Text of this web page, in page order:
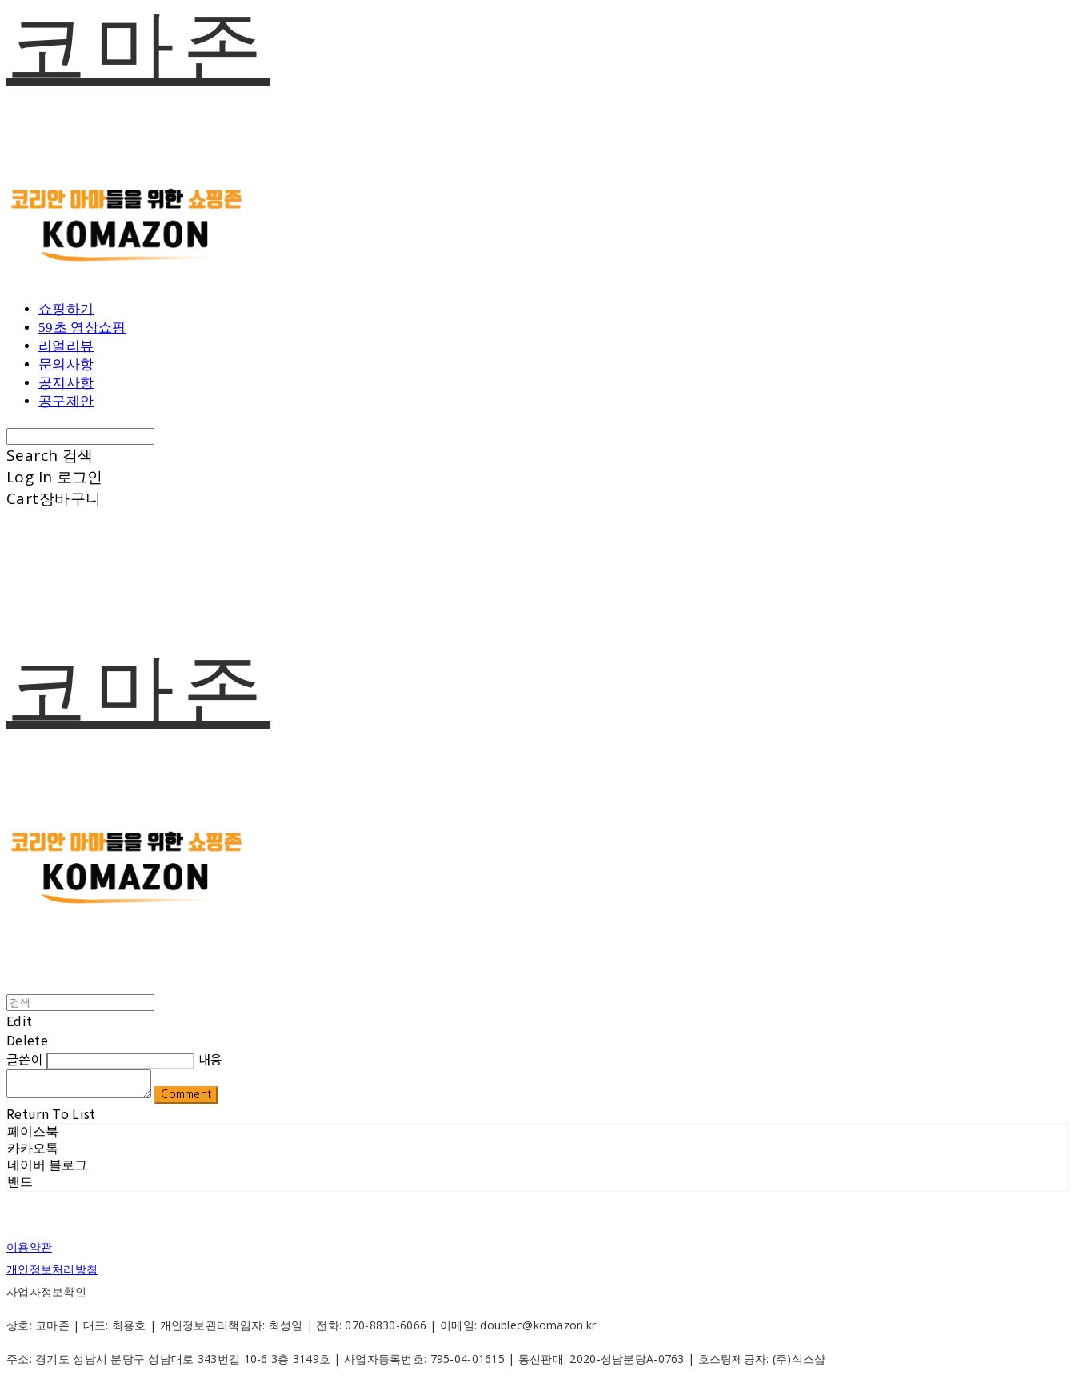
코마존
쇼핑하기
59초 영상쇼핑
리얼리뷰
문의사항
공지사항
공구제안
Search 검색
Log In 로그인
Cart장바구니
코마존
Edit
Delete
글쓴이
내용
Comment
Return To List
페이스북
카카오톡
네이버 블로그
밴드
이용약관
개인정보처리방침
사업자정보확인
상호: 코마존 | 대표: 최용호 | 개인정보관리책임자: 최성일 | 전화: 070-8830-6066 | 이메일: doublec@komazon.kr
주소: 경기도 성남시 분당구 성남대로 343번길 10-6 3층 3149호 | 사업자등록번호: 795-04-01615 | 통신판매: 2020-성남분당A-0763 | 호스팅제공자: (주)식스샵